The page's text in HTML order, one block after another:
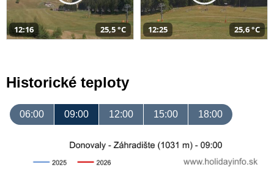
12:16 25,5 °C 12:25 25,6 °C
Historické teploty
06:00 09:00 12:00 15:00 18:00